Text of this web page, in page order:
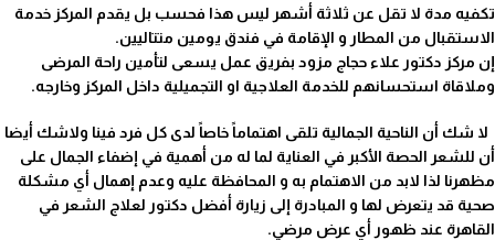
تكفيه مدة لا تقل عن ثلاثة أشهر ليس هذا فحسب بل يقدم المركز خدمة
الاستقبال من المطار و الإقامة في فندق يومين متتاليين.
إن مركز دكتور علاء حجاج مزود بفريق عمل يسعى لتأمين راحة المرضى
وملاقاة استحسانهم للخدمة العلاجية او التجميلية داخل المركز وخارجه.
لا شك أن الناحية الجمالية تلقى اهتماماً خاصاً لدى كل فرد فينا ولاشك أيضا
أن للشعر الحصة الأكبر في العناية لما له من أهمية في إضفاء الجمال على
مظهرنا لذا لابد من الاهتمام به و المحافظة عليه وعدم إهمال أي مشكلة
صحية قد يتعرض لها و المبادرة إلى زيارة أفضل دكتور لعلاج الشعر في
القاهرة عند ظهور أي عرض مرضي.